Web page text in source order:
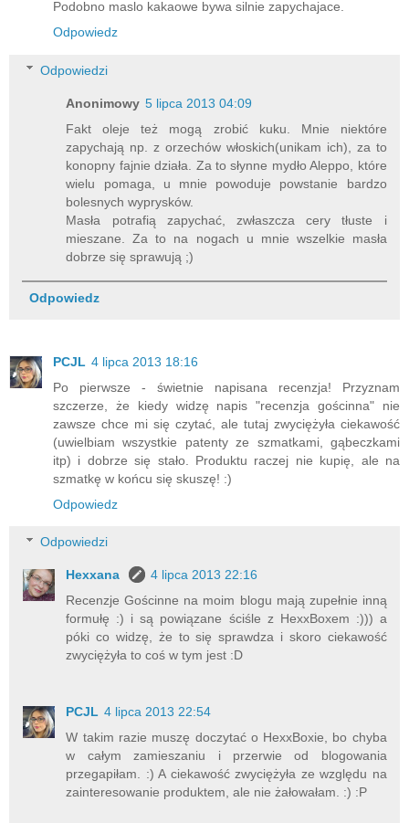
Podobno maslo kakaowe bywa silnie zapychajace.
Odpowiedz
Odpowiedzi
Anonimowy 5 lipca 2013 04:09
Fakt oleje też mogą zrobić kuku. Mnie niektóre
zapychają np. z orzechów włoskich(unikam ich), za to
konopny fajnie działa. Za to słynne mydło Aleppo, które
wielu pomaga, u mnie powoduje powstanie bardzo
bolesnych wyprysków.
Masła potrafią zapychać, zwłaszcza cery tłuste i
mieszane. Za to na nogach u mnie wszelkie masła
dobrze się sprawują ;)
Odpowiedz
PCJL 4 lipca 2013 18:16
Po pierwsze - świetnie napisana recenzja! Przyznam
szczerze, że kiedy widzę napis "recenzja gościnna" nie
zawsze chce mi się czytać, ale tutaj zwyciężyła ciekawość
(uwielbiam wszystkie patenty ze szmatkami, gąbeczkami
itp) i dobrze się stało. Produktu raczej nie kupię, ale na
szmatkę w końcu się skuszę! :)
Odpowiedz
Odpowiedzi
Hexxana
4 lipca 2013 22:16
Recenzje Gościnne na moim blogu mają zupełnie inną
formułę :) i są powiązane ściśle z HexxBoxem :))) a
póki co widzę, że to się sprawdza i skoro ciekawość
zwyciężyła to coś w tym jest :D
PCJL 4 lipca 2013 22:54
W takim razie muszę doczytać o HexxBoxie, bo chyba
w całym zamieszaniu i przerwie od blogowania
przegapiłam. :) A ciekawość zwyciężyła ze względu na
zainteresowanie produktem, ale nie żałowałam. :) :P